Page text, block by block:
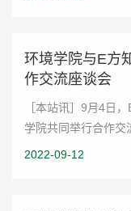
环境学院与E方
作交流座谈会
［本站讯］9月4日
学院共同举行合作交
态环境研究中心文献
2022-09-12